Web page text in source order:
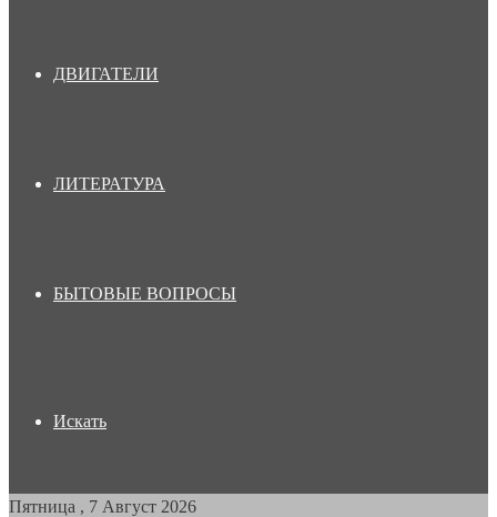
ДВИГАТЕЛИ
ЛИТЕРАТУРА
БЫТОВЫЕ ВОПРОСЫ
Искать
Пятница , 7 Август 2026